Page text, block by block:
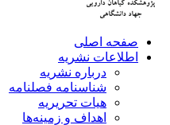
صفحه اصلی
اطلاعات نشریه
درباره نشریه
شناسنامه فصلنامه
هیات تحریریه
اهداف و زمینه‌ها